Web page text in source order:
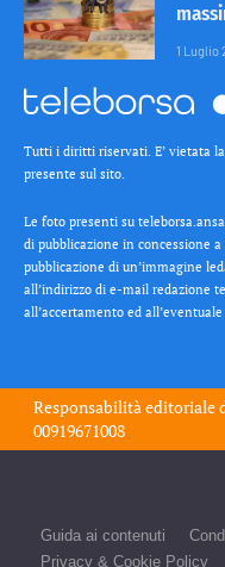
1 Luglio
Tutti i diritti riservati. E’ vietata
presente sul sito.
Le foto presenti su
di pubblicazione in concessione
pubblicazione di un’immagine
all’indirizzo di e-mail redazione
all’accertamento ed
Responsabilità editoriale
00919671008
Guida ai contenuti
Privacy & Cookie Policy